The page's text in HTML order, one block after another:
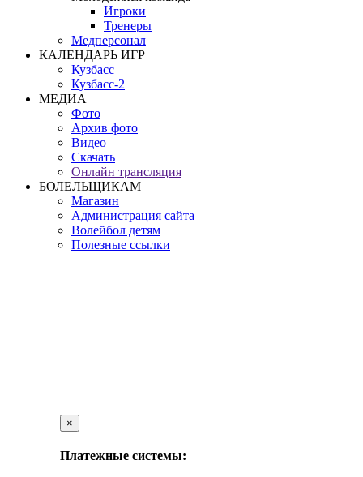
Игроки
Тренеры
Медперсонал
КАЛЕНДАРЬ ИГР
Кузбасс
Кузбасс-2
МЕДИА
Фото
Архив фото
Видео
Скачать
Онлайн трансляция
БОЛЕЛЬЩИКАМ
Магазин
Администрация сайта
Волейбол детям
Полезные ссылки
×
Платежные системы: